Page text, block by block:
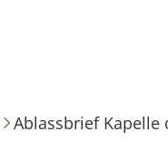
Ablassbrief Kapelle